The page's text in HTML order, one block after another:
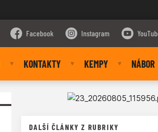
Facebook Instagram
KONTAKTY KEMPY NÁBOR
DALŠÍ ČLÁNKY Z RUBRIKY